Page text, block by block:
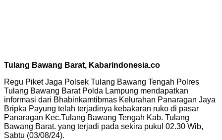
Tulang Bawang Barat, Kabarindonesia.co
Regu Piket Jaga Polsek Tulang Bawang Tengah Polres
Tulang Bawang Barat Polda Lampung mendapatkan
informasi dari Bhabinkamtibmas Kelurahan Panaragan Jaya
Bripka Payung telah terjadinya kebakaran ruko di pasar
Panaragan Kec.Tulang Bawang Tengah Kab. Tulang
Bawang Barat. yang terjadi pada sekira pukul 02.30 Wib,
Sabtu (03/08/24).